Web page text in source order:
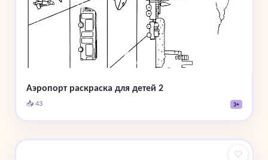
Аэропорт раскраска для детей 2
📥 43 3+
♡